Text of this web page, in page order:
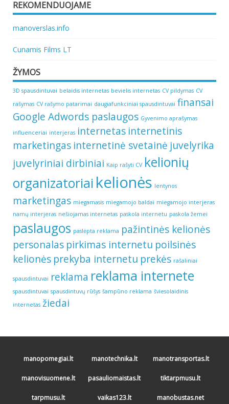
REKOMENDUOJAME
manoverslas.info
Cunamis Films LT
ŽYMOS
3D spausdintuvai belaidis internetas bevielis internetas CV pildymas CV
rašymas CV rašymo patarimai daugiafunkciniai spausdintuvai finansai
Google Adwords paslaugos Gyvenimo aprašymas
influenceriai interjeras internetas internetinis
marketingas internetinė svetainė juvelyrika
juvelyriniai dirbiniai Kaip rašyti CV kelionių
organizatoriai kelionės lentynos
marketingas miegamasis miegamojo baldai miegamojo interjeras
namų interjeras nešiojamas internetas paskola internetu paskola žemei
paslaugos paslėpta reklama pažintinės kelionės
personalas pirkimas internetu poilsinės
kelionės prekyba internetu prekės rašaliniai
spausdintuvai reklama reklama internete
spausdintuvai spausdintuvų rūšys šampūno reklama šviesolaidinis
internetas žiedai
manopomegiai.lt manotechnika.lt manotransportas.lt
manovisuomene.lt pasauliomaistas.lt tiktarpmusu.lt
tarpmusu.lt vaikas123.lt manobustas.net